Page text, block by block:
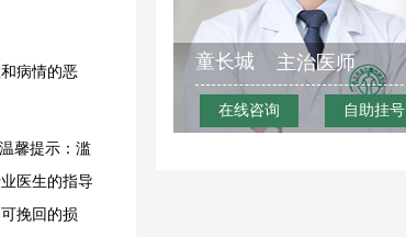
病情的恶
温馨提示：滥
医生的指导
挽回的损
童长城 主治医师
在线咨询 自助挂号